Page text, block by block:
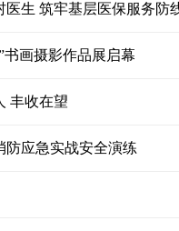
生 筑牢基层医保服务防
书画摄影作品展启幕
丰收在望
防应急实战安全演练